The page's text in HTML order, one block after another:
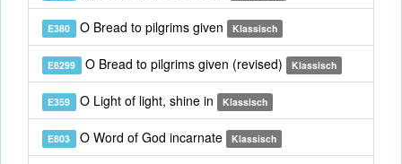
E380 O Bread to pilgrims given Klassisch
E8299 O Bread to pilgrims given (revised) Klassisch
E359 O Light of light, shine in Klassisch
E803 O Word of God incarnate Klassisch